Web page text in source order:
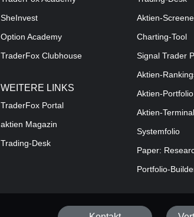
SheInvest
Option Academy
TraderFox Clubhouse
WEITERE LINKS
TraderFox Portal
aktien Magazin
Trading-Desk
Aktien-
Charting-Tool
Signal Trader
Aktien-
Aktien-Portfolio
Aktien-Terminal
Systemfolio
Paper:
Portfolio-